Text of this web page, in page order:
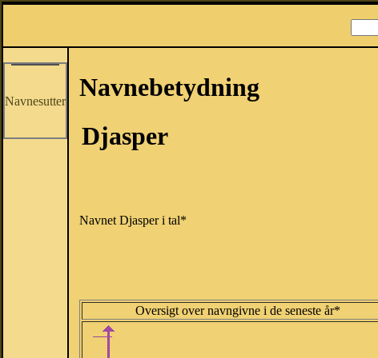
Navnesutter
Navnebetydning
Djasper
Navnet Djasper i tal*
Oversigt over navngivne i de seneste år*